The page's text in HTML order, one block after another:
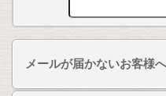
メールが届かないお客様へ